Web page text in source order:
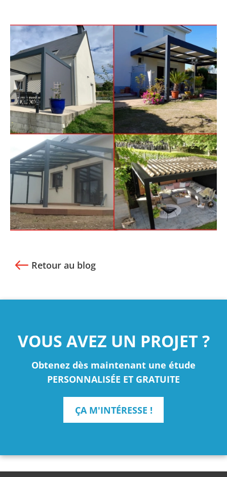
Retour au blog
VOUS AVEZ UN PROJET ?
Obtenez dès maintenant une étude
PERSONNALISÉE ET GRATUITE
ÇA M'INTÉRESSE !